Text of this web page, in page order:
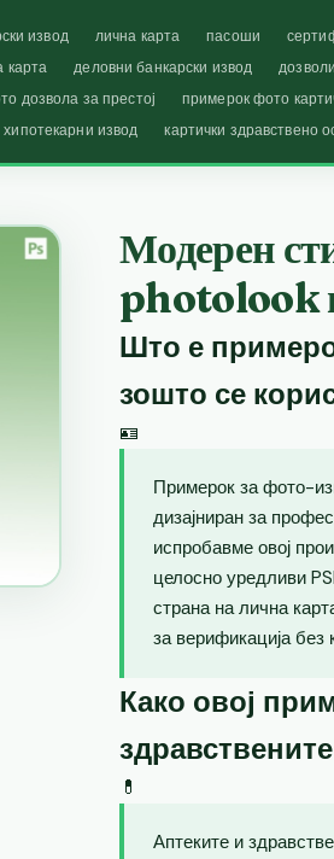
извод лична карта пасоши
карта деловни банкарски извод
дозвола за престој примерок фото
хипотекарни извод картички здравствено
Модерен
photolook
Што е
зошто се
🪪
Примерок за фото-
дизајниран за
испробавме овој
целосно уредливи
страна на лична
за верификација без
Како овој
💊
Аптеките и